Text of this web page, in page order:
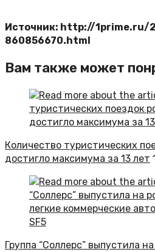
Источник: http://1prime.ru/
860856670.html
Вам также может
Количество туристических
достигло максимума за 13 лет
Группа “Соллерс” выпустила